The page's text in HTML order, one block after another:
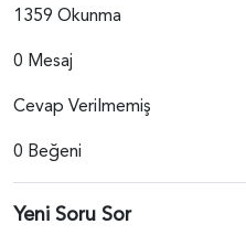
1359 Okunma
0 Mesaj
Cevap Verilmemiş
0 Beğeni
Yeni Soru Sor